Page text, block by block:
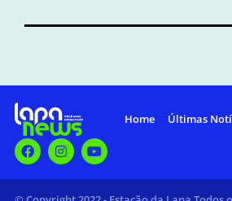
Home Últimas